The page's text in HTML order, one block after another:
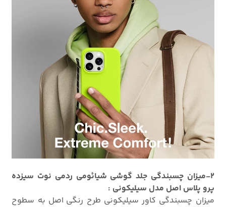
2-میزان چسبندگی جلد گوشی شیائومی ردمی نوت سیزده
پرو پلاس اصل مدل سیلیکونی :
میزان چسبندگی کاور سیلیکونی طرح رنگی اصل به سطوح